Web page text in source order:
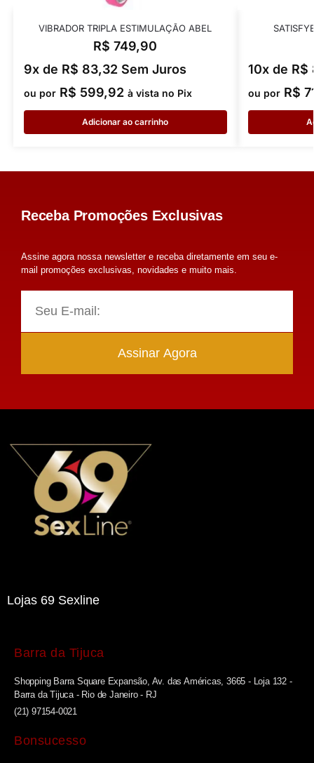
VIBRADOR TRIPLA ESTIMULAÇÃO ABEL
R$ 749,90
9x de R$ 83,32 Sem Juros
ou por R$ 599,92 à vista no Pix
Adicionar ao carrinho
10x de R$
ou por R$
Receba Promoções Exclusivas
Assine agora nossa newsletter e receba diretamente em seu e-
mail promoções exclusivas, novidades e muito mais.
Assinar Agora
Lojas 69 Sexline
Barra da Tijuca
Shopping Barra Square Expansão, Av. das Américas, 3665 - Loja 132 -
Barra da Tijuca - Rio de Janeiro - RJ
(21) 97154-0021
Bonsucesso